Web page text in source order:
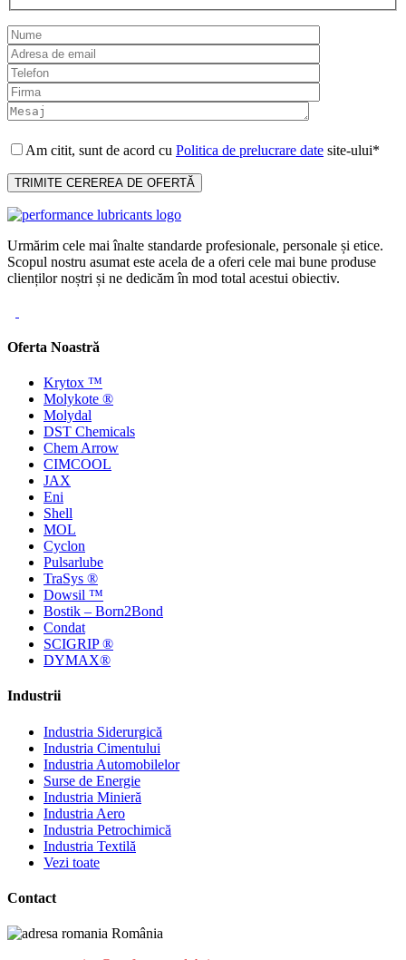
Am citit, sunt de acord cu Politica de prelucrare date site-ului*
Urmărim cele mai înalte standarde profesionale, personale și etice.
Scopul nostru asumat este acela de a oferi cele mai bune produse
clienților noștri și ne dedicăm în mod total acestui obiectiv.
Oferta Noastră
Krytox ™
Molykote ®
Molydal
DST Chemicals
Chem Arrow
CIMCOOL
JAX
Eni
Shell
MOL
Cyclon
Pulsarlube
TraSys ®
Dowsil ™
Bostik – Born2Bond
Condat
SCIGRIP ®
DYMAX®
Industrii
Industria Siderurgică
Industria Cimentului
Industria Automobilelor
Surse de Energie
Industria Minieră
Industria Aero
Industria Petrochimică
Industria Textilă
Vezi toate
Contact
România